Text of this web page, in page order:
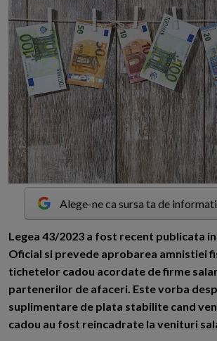
Alege-ne ca sursa ta de
Legea 43/2023 a fost recent publicata
Oficial si prevede aprobarea amnistiei
tichetelor cadou acordate de firme
partenerilor de afaceri. Este vorba
suplimentare de plata stabilite cand
cadou au fost reincadrate la venituri